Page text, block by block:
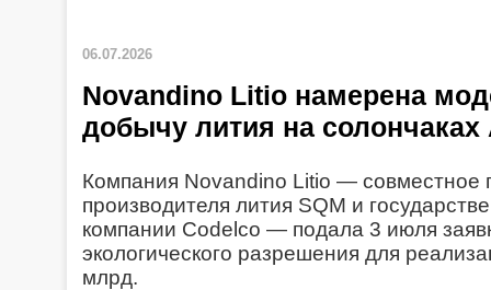
06.07.2026
Novandino Litio намерена
добычу лития на
Компания Novandino Litio — совместное
производителя лития SQM и
компании Codelco — подала 3 июля
экологического разрешения для
млрд.